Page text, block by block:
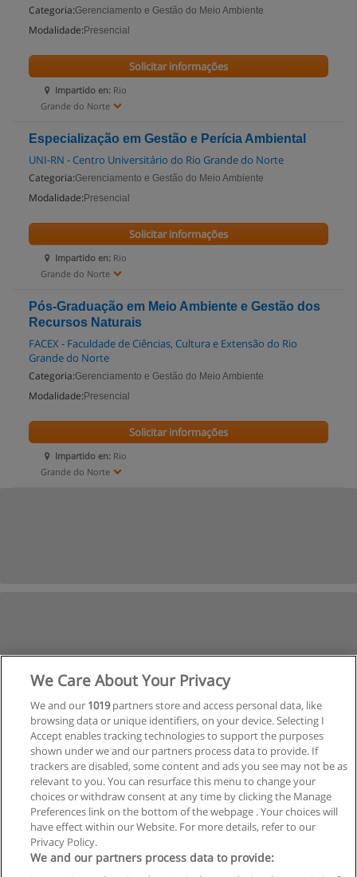
Categoria:Gerenciamento e Gestão do Meio Ambiente
Modalidade: Presencial
Impartido en: Rio
Grande do Norte
Solicitar informações
Especialização em Gestão e Perícia Ambiental
UNI-RN - Centro Universitário do Rio Grande do Norte
Categoria:Gerenciamento e Gestão do Meio Ambiente
Modalidade: Presencial
Impartido en: Rio
Grande do Norte
Solicitar informações
Pós-Graduação em Meio Ambiente e Gestão dos
Recursos Naturais
FACEX - Faculdade de Ciências, Cultura e Extensão do Rio
Grande do Norte
Categoria:Gerenciamento e Gestão do Meio Ambiente
Modalidade: Presencial
Impartido en: Rio
Grande do Norte
Solicitar informações
Regras de uso
We Care About Your Privacy
We and our 1019partners store and access personal data, like
browsing data or unique identifiers, on your device. Selecting I
Accept enables tracking technologies to support the purposes
shown under we and our partners process data to provide. If
trackers are disabled, some content and ads you see may not be as
relevant to you. You can resurface this menu to change your
choices or withdraw consent at any time by clicking the Manage
Preferences link on the bottom of the webpage . Your choices will
have effect within our Website. For more details, refer to our
Privacy Policy.
We and our partners process data to provide: